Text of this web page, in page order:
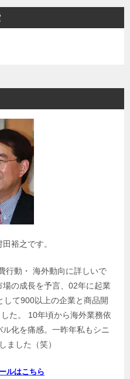
裕之です。
行動・ 海外動向に詳しいで
の成長を予言、02年に起業
て900以上の企業と商品開
た。 10年頃から海外業務依
化を痛感。一昨年私もシニ
ました（笑）
ルはこちら